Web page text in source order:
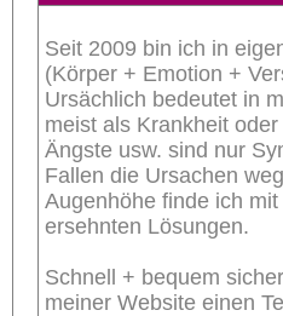
Seit 2009 bin ich in
(Körper + Emotion +
Ursächlich bedeutet in
meist als Krankheit
Ängste usw. sind nur
Fallen die Ursachen
Augenhöhe finde ich
ersehnten Lösungen.
Schnell + bequem
meiner Website einen